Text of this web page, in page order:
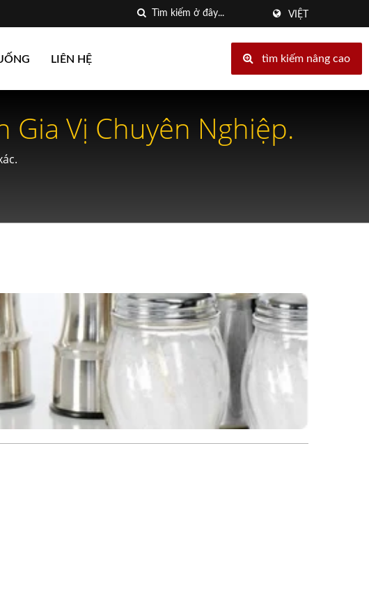
VIỆT
LIÊN HỆ tìm kiếm nâng cao
Gia Vị Chuyên Nghiệp.